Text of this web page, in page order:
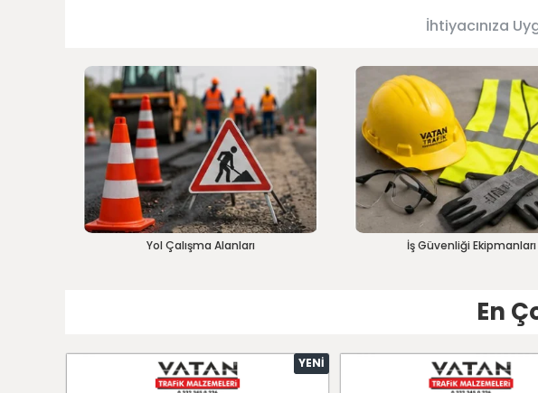
İhtiyacınıza
Yol Çalışma Alanları İş Güvenliği Ekipmanları
En
YENI